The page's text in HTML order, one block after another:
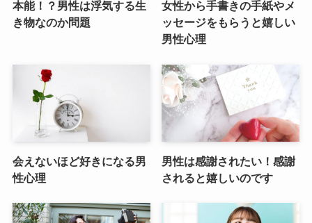
本能！？男性は浮気する生
き物なのか問題
女性から手書きの手紙やメ
ッセージをもらうと嬉しい
男性心理
会えないほど好きになる男
性心理
男性は感謝されたい！感謝
されると嬉しいのです